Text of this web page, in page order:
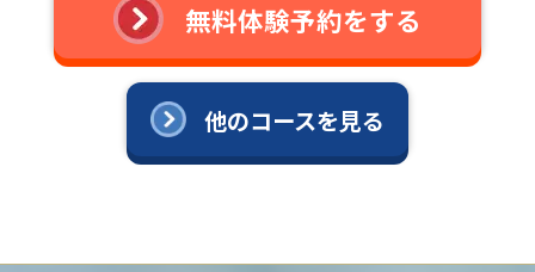
無料体験予約をする
他のコースを見る